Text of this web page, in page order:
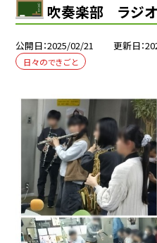
吹奏楽部 ラジ
公開日 2025/02/21 更新日
日々のできごと